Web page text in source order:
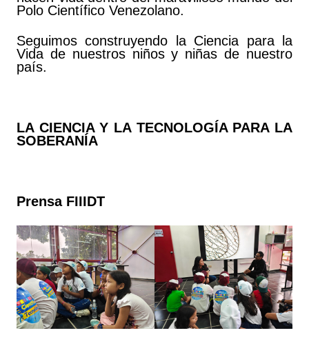
Polo Científico Venezolano.
Seguimos construyendo la Ciencia para la
Vida de nuestros niños y niñas de nuestro
país.
LA CIENCIA Y LA TECNOLOGÍA PARA LA
SOBERANÍA
Prensa FIIIDT